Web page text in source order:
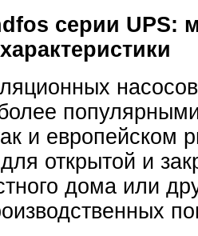
серии UPS:
и европейском
открытой и
дома или